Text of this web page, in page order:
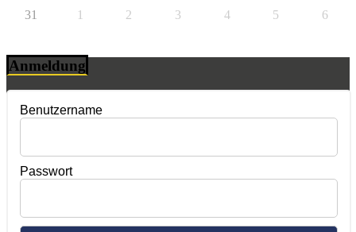
31 1 2 3 4 5 6
Anmeldung
Benutzername
Passwort